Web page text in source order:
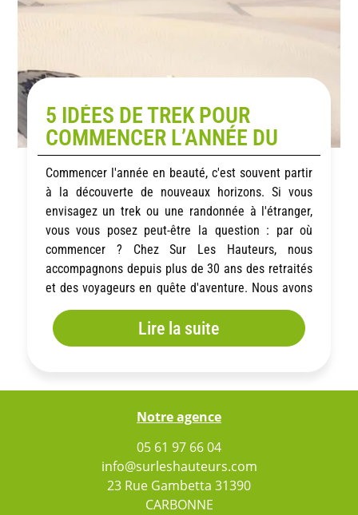
5 IDÉES DE TREK POUR
COMMENCER L’ANNÉE DU
BON PIED
Commencer l'année en beauté, c'est souvent partir
à la découverte de nouveaux horizons. Si vous
envisagez un trek ou une randonnée à l'étranger,
vous vous posez peut-être la question : par où
commencer ? Chez Sur Les Hauteurs, nous
accompagnons depuis plus de 30 ans des retraités
et des voyageurs en quête d'aventure. Nous avons
sélectionné pour vous 5 idées de trek qui allient
accessibilité, dépaysement et sécurité.
Lire la suite
Notre agence
05 61 97 66 04
info@surleshauteurs.com
23 Rue Gambetta 31390
CARBONNE